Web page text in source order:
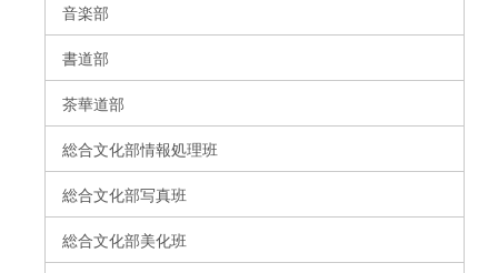
音楽部
書道部
茶華道部
総合文化部情報処理班
総合文化部写真班
総合文化部美化班